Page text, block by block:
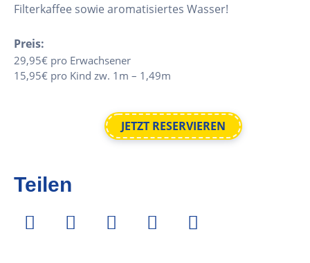
Filterkaffee sowie aromatisiertes Wasser!
Preis:
29,95€ pro Erwachsener
15,95€ pro Kind zw. 1m – 1,49m
JETZT RESERVIEREN
Teilen